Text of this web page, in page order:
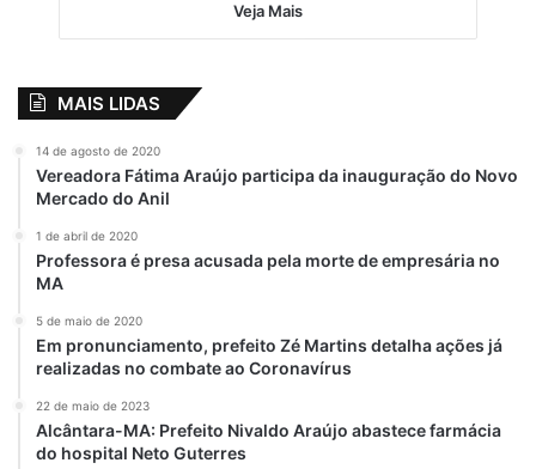
Veja Mais
MAIS LIDAS
14 de agosto de 2020
Vereadora Fátima Araújo participa da inauguração do Novo
Mercado do Anil
1 de abril de 2020
Professora é presa acusada pela morte de empresária no
MA
5 de maio de 2020
Em pronunciamento, prefeito Zé Martins detalha ações já
realizadas no combate ao Coronavírus
22 de maio de 2023
Alcântara-MA: Prefeito Nivaldo Araújo abastece farmácia
do hospital Neto Guterres